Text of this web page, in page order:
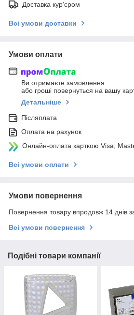
Доставка кур'єром
Всі умови доставки
Умови оплати
Ви отримаєте замовлення
або гроші повернуться на вашу
Детальніше
Післяплата
Оплата на рахунок
Онлайн-оплата карткою Visa,
Всі умови оплати
Умови повернення
Повернення товару впродовж 14 днів
Всі умови повернення
Подібні товари компанії